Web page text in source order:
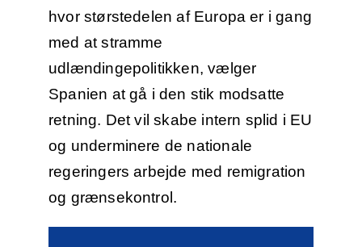
hvor størstedelen af Europa er i gang
med at stramme
udlændingepolitikken, vælger
Spanien at gå i den stik modsatte
retning. Det vil skabe intern splid i EU
og underminere de nationale
regeringers arbejde med remigration
og grænsekontrol.